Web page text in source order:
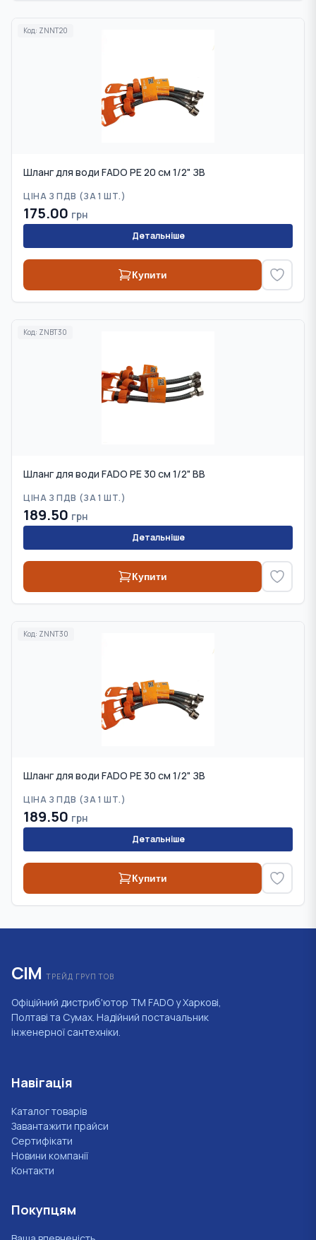
Код: ZNNT20
Шланг для води FADO PE 20 см 1/2" ЗВ
ЦІНА З ПДВ (ЗА 1 ШТ.)
175.00 грн
Детальніше
Купити
Код: ZNBT30
Шланг для води FADO PE 30 см 1/2" ВВ
ЦІНА З ПДВ (ЗА 1 ШТ.)
189.50 грн
Детальніше
Купити
Код: ZNNT30
Шланг для води FADO PE 30 см 1/2" ЗВ
ЦІНА З ПДВ (ЗА 1 ШТ.)
189.50 грн
Детальніше
Купити
СІМ ТРЕЙД ГРУП ТОВ
Офіційний дистриб'ютор ТМ FADO у Харкові,
Полтаві та Сумах. Надійний постачальник
інженерної сантехніки.
Навігація
Каталог товарів
Завантажити прайси
Сертифікати
Новини компанії
Контакти
Покупцям